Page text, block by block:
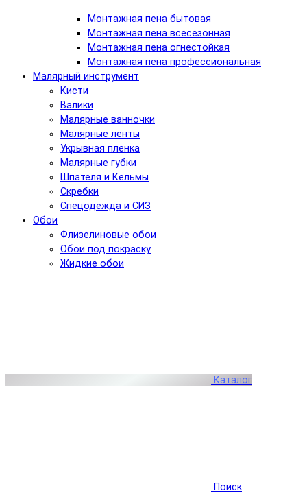
Монтажная пена бытовая
Монтажная пена всесезонная
Монтажная пена огнестойкая
Монтажная пена профессиональная
Малярный инструмент
Кисти
Валики
Малярные ванночки
Малярные ленты
Укрывная пленка
Малярные губки
Шпателя и Кельмы
Скребки
Спецодежда и СИЗ
Обои
Флизелиновые обои
Обои под покраску
Жидкие обои
Каталог
Поиск